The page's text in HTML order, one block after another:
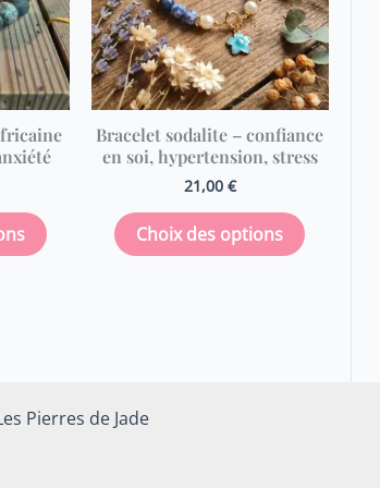
Les
options
peuvent
être
choisies
sur
page
Bracelet sodalite – confiance
en soi, hypertension, stress
21,00 €
Choix des options
Les
options
peuvent
être
choisies
sur
page
Pierres de Jade